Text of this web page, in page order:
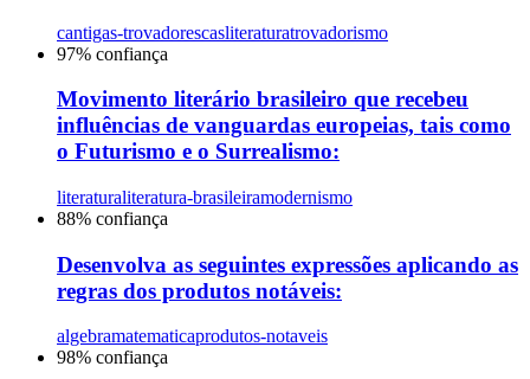
cantigas-trovadorescasliteraturatrovadorismo
97% confiança
Movimento literário brasileiro que recebeu
influências de vanguardas europeias, tais como
o Futurismo e o Surrealismo:
literaturaliteratura-brasileiramodernismo
88% confiança
Desenvolva as seguintes expressões aplicando as
regras dos produtos notáveis:
algebramatematicaprodutos-notaveis
98% confiança